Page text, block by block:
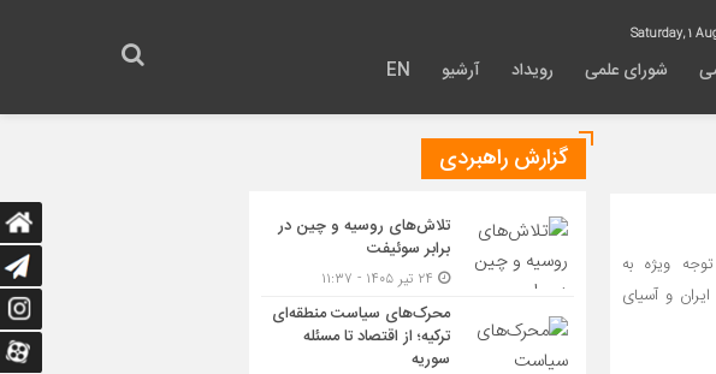
شورای علمی رویداد آرشیو EN
ویژه به
و آسیای
گزارش راهبردی
تلاش‌های روسیه و چین در
برابر سوئیفت
محرک‌های سیاست منطقه‌‎ای
ترکیه؛ از اقتصاد تا مسئله
سوریه